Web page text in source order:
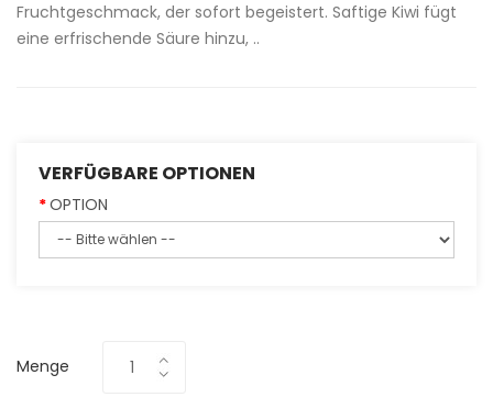
Fruchtgeschmack, der sofort begeistert. Saftige Kiwi fügt
eine erfrischende Säure hinzu, ..
VERFÜGBARE OPTIONEN
OPTION
Menge